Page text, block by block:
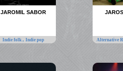
JAROMIL SABOR
Indie folk , Indie pop Alternative